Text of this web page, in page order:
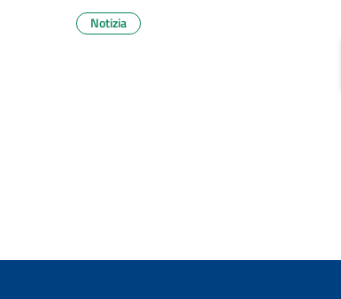
Notizia